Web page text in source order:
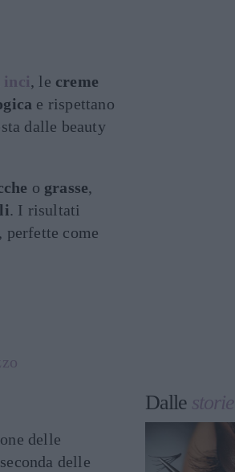
inci, le creme
e rispettano
dalle beauty
o grasse,
. I risultati
come
delle
delle
Dalle storie